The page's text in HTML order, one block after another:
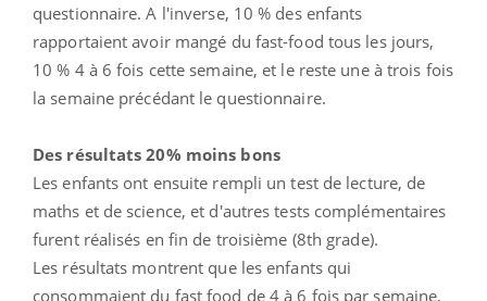
questionnaire. A l'inverse, 10 % des enfants
rapportaient avoir mangé du fast-food tous les jours,
10 % 4 à 6 fois cette semaine, et le reste une à trois fois
la semaine précédant le questionnaire.
Des résultats 20% moins bons
Les enfants ont ensuite rempli un test de lecture, de
maths et de science, et d'autres tests complémentaires
furent réalisés en fin de troisième (8th grade).
Les résultats montrent que les enfants qui
consommaient du fast food de 4 à 6 fois par semaine,